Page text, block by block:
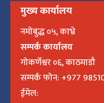
मुख्य कार्यालय
नमोबुद्ध ०५, काभ्रे
सम्पर्क कार्यालय
गोकर्णेश्वर ०६, काठमाडौ
सम्पर्क फोन: +977
ईमेल: